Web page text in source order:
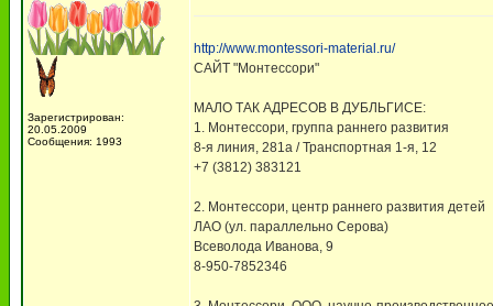
Зарегистрирован:
20.05.2009
Сообщения: 1993
http://www.montessori-material.ru/
САЙТ "Монтессори"
МАЛО ТАК АДРЕСОВ В ДУБЛЬГИСЕ:
1. Монтессори, группа раннего развития
8-я линия, 281а / Транспортная 1-я, 12
+7 (3812) 383121
2. Монтессори, центр раннего развития детей
ЛАО (ул. параллельно Серова)
Всеволода Иванова, 9
8-950-7852346